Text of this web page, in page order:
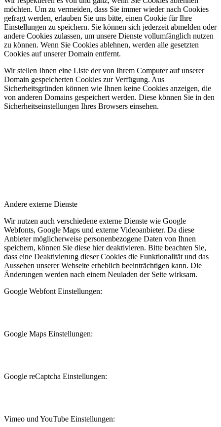
möchten. Um zu vermeiden, dass Sie immer wieder nach Cookies
gefragt werden, erlauben Sie uns bitte, einen Cookie für Ihre
Einstellungen zu speichern. Sie können sich jederzeit abmelden oder
andere Cookies zulassen, um unsere Dienste vollumfänglich nutzen
zu können. Wenn Sie Cookies ablehnen, werden alle gesetzten
Cookies auf unserer Domain entfernt.
Wir stellen Ihnen eine Liste der von Ihrem Computer auf unserer
Domain gespeicherten Cookies zur Verfügung. Aus
Sicherheitsgründen können wie Ihnen keine Cookies anzeigen, die
von anderen Domains gespeichert werden. Diese können Sie in den
Sicherheitseinstellungen Ihres Browsers einsehen.
Andere externe Dienste
Wir nutzen auch verschiedene externe Dienste wie Google
Webfonts, Google Maps und externe Videoanbieter. Da diese
Anbieter möglicherweise personenbezogene Daten von Ihnen
speichern, können Sie diese hier deaktivieren. Bitte beachten Sie,
dass eine Deaktivierung dieser Cookies die Funktionalität und das
Aussehen unserer Webseite erheblich beeinträchtigen kann. Die
Änderungen werden nach einem Neuladen der Seite wirksam.
Google Webfont Einstellungen:
Google Maps Einstellungen:
Google reCaptcha Einstellungen:
Vimeo und YouTube Einstellungen: